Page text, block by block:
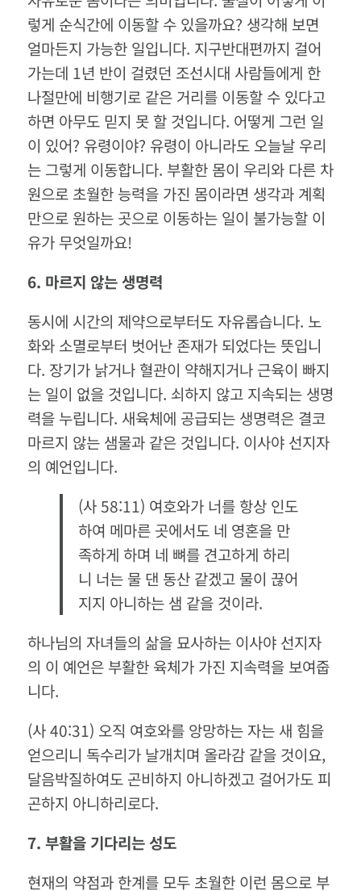
렇게 순식간에 이동할 수 있을까요? 생각해 보면
얼마든지 가능한 일입니다. 지구반대편까지 걸어
가는데 1년 반이 걸렸던 조선시대 사람들에게 한
나절만에 비행기로 같은 거리를 이동할 수 있다고
하면 아무도 믿지 못 할 것입니다. 어떻게 그런 일
이 있어? 유령이야? 유령이 아니라도 오늘날 우리
는 그렇게 이동합니다. 부활한 몸이 우리와 다른 차
원으로 초월한 능력을 가진 몸이라면 생각과 계획
만으로 원하는 곳으로 이동하는 일이 불가능할 이
유가 무엇일까요!
6. 마르지 않는 생명력
동시에 시간의 제약으로부터도 자유롭습니다. 노
화와 소멸로부터 벗어난 존재가 되었다는 뜻입니
다. 장기가 낡거나 혈관이 약해지거나 근육이 빠지
는 일이 없을 것입니다. 쇠하지 않고 지속되는 생명
력을 누립니다. 새육체에 공급되는 생명력은 결코
마르지 않는 샘물과 같은 것입니다. 이사야 선지자
의 예언입니다.
(사 58:11) 여호와가 너를 항상 인도
하여 메마른 곳에서도 네 영혼을 만
족하게 하며 네 뼈를 견고하게 하리
니 너는 물 댄 동산 같겠고 물이 끊어
지지 아니하는 샘 같을 것이라.
하나님의 자녀들의 삶을 묘사하는 이사야 선지자
의 이 예언은 부활한 육체가 가진 지속력을 보여줍
니다.
(사 40:31) 오직 여호와를 앙망하는 자는 새 힘을
얻으리니 독수리가 날개치며 올라감 같을 것이요,
달음박질하여도 곤비하지 아니하겠고 걸어가도 피
곤하지 아니하리로다.
7. 부활을 기다리는 성도
현재의 약점과 한계를 모두 초월한 이런 몸으로 부